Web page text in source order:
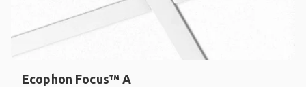
Ecophon Focus™ A